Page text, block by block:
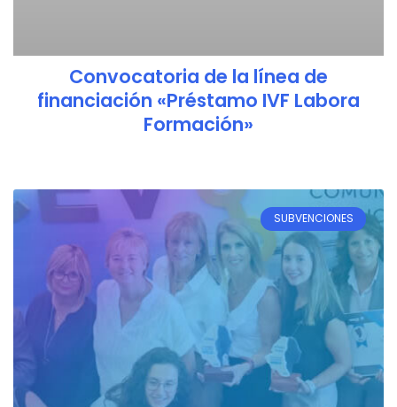
Convocatoria de la línea de
financiación «Préstamo IVF Labora
Formación»
SUBVENCIONES